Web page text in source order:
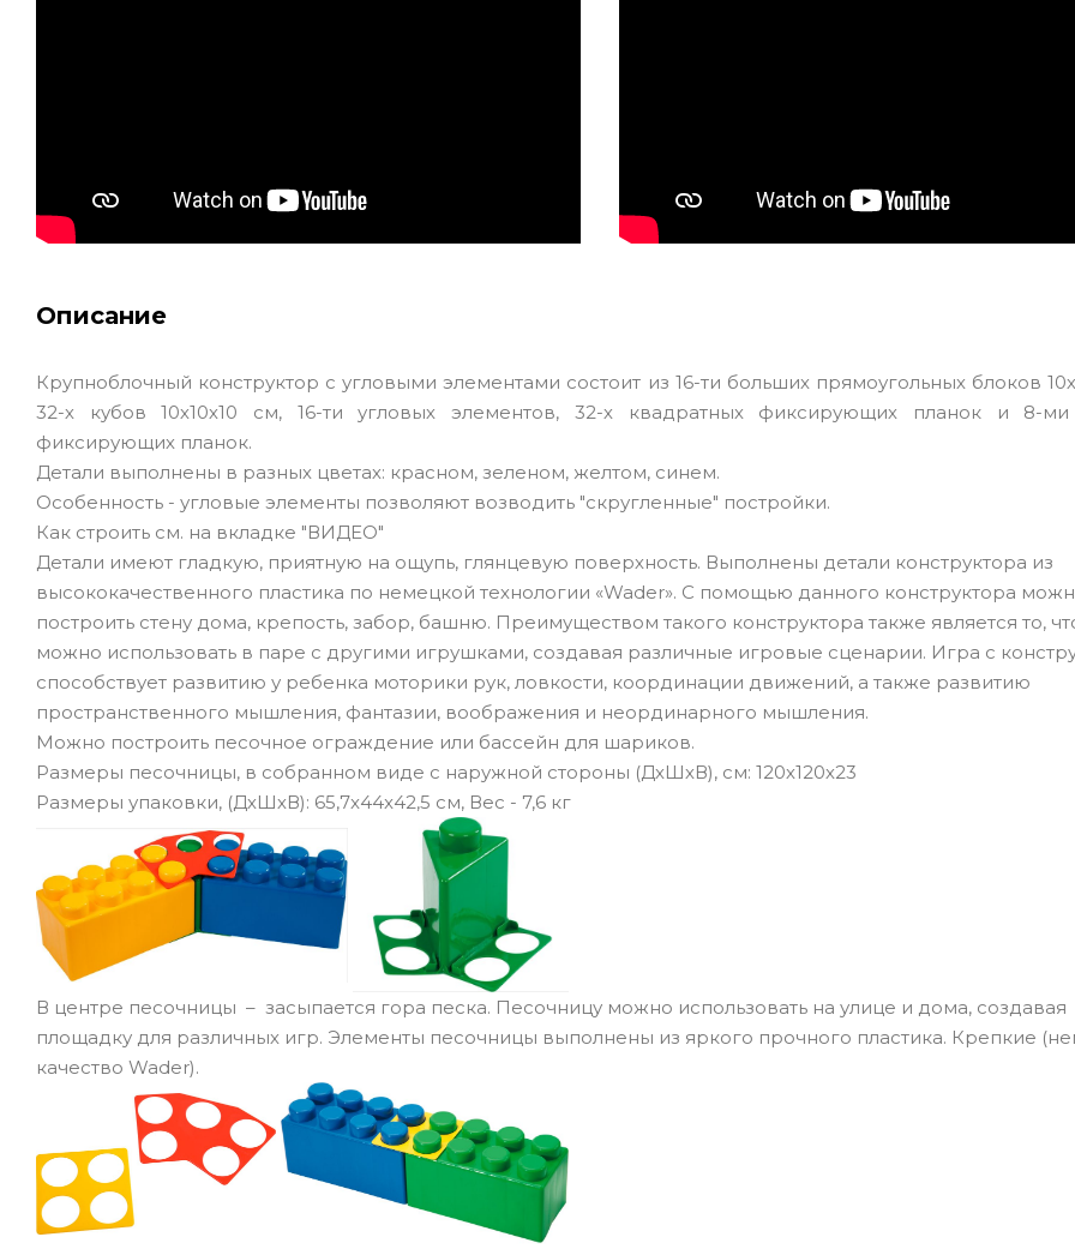
Описание
Крупноблочный конструктор с угловыми элементами состоит из 16-ти больших прямоугольных блоков
32-х кубов 10х10х10 см, 16-ти угловых элементов, 32-х квадратных фиксирующих планок и 8-ми
фиксирующих планок.
Детали выполнены в разных цветах: красном, зеленом, желтом, синем.
Особенность - угловые элементы позволяют возводить "скругленные" постройки.
Как строить см. на вкладке "ВИДЕО"
Детали имеют гладкую, приятную на ощупь, глянцевую поверхность. Выполнены детали конструктора из
высококачественного пластика по немецкой технологии «Wader». С помощью данного конструктора
построить стену дома, крепость, забор, башню. Преимуществом такого конструктора также является то,
можно использовать в паре с другими игрушками, создавая различные игровые сценарии. Игра с
способствует развитию у ребенка моторики рук, ловкости, координации движений, а также развитию
пространственного мышления, фантазии, воображения и неординарного мышления.
Можно построить песочное ограждение или бассейн для шариков.
Размеры песочницы, в собранном виде с наружной стороны (ДхШхВ), см: 120х120х23
Размеры упаковки, (ДхШхВ): 65,7x44x42,5 см, Вес - 7,6 кг
В центре песочницы – засыпается гора песка. Песочницу можно использовать на улице и дома, создавая
площадку для различных игр. Элементы песочницы выполнены из яркого прочного пластика. Крепкие
качество Wader).